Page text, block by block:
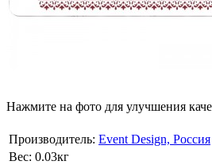
Нажмите на фото для улучшения
Производитель: Event Design, Россия
Вес: 0.03кг